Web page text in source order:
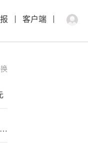
客户端
【信{达}能源】PP.I企稳复苏背景下石化产品价格趋势及投资机会